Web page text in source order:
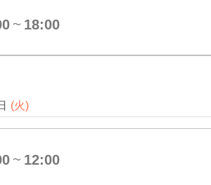
〜 18:00
(火)
〜 12:00